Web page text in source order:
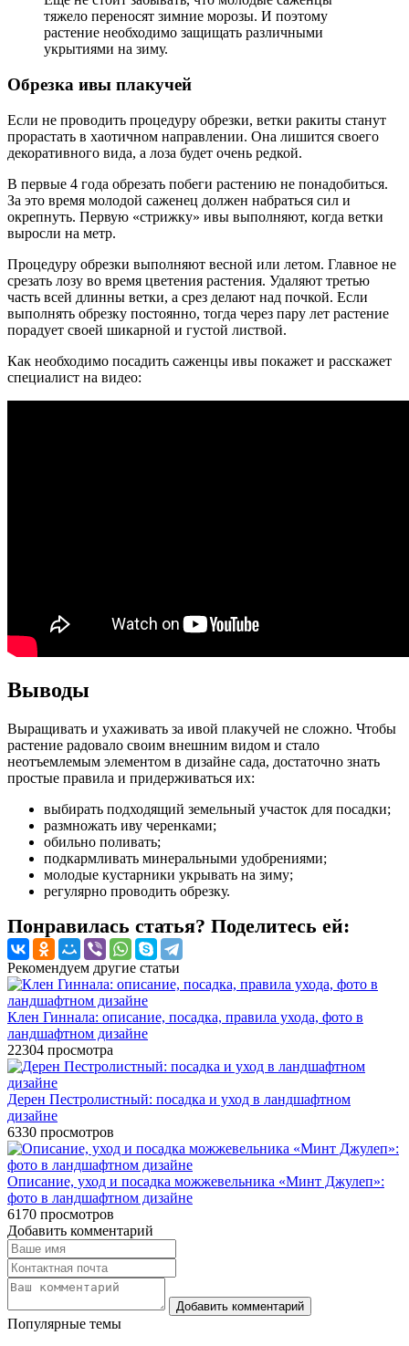
тяжело переносят зимние морозы. И поэтому
растение необходимо защищать различными
укрытиями на зиму.
Обрезка ивы плакучей
Если не проводить процедуру обрезки, ветки ракиты станут
прорастать в хаотичном направлении. Она лишится своего
декоративного вида, а лоза будет очень редкой.
В первые 4 года обрезать побеги растению не понадобиться.
За это время молодой саженец должен набраться сил и
окрепнуть. Первую «стрижку» ивы выполняют, когда ветки
выросли на метр.
Процедуру обрезки выполняют весной или летом. Главное не
срезать лозу во время цветения растения. Удаляют третью
часть всей длинны ветки, а срез делают над почкой. Если
выполнять обрезку постоянно, тогда через пару лет растение
порадует своей шикарной и густой листвой.
Как необходимо посадить саженцы ивы покажет и расскажет
специалист на видео:
Выводы
Выращивать и ухаживать за ивой плакучей не сложно. Чтобы
растение радовало своим внешним видом и стало
неотъемлемым элементом в дизайне сада, достаточно знать
простые правила и придерживаться их:
выбирать подходящий земельный участок для посадки;
размножать иву черенками;
обильно поливать;
подкармливать минеральными удобрениями;
молодые кустарники укрывать на зиму;
регулярно проводить обрезку.
Понравилась статья? Поделитесь ей:
Рекомендуем другие статьи
Клен Гиннала: описание, посадка, правила ухода, фото в
ландшафтном дизайне
22304 просмотра
Дерен Пестролистный: посадка и уход в ландшафтном
дизайне
6330 просмотров
Описание, уход и посадка можжевельника «Минт Джулеп»:
фото в ландшафтном дизайне
6170 просмотров
Добавить комментарий
Популярные темы